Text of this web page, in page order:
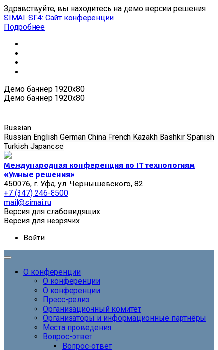
Здравствуйте, вы находитесь на демо версии решения
SIMAI-SF4: Сайт конференции
Подробнее
Демо баннер 1920x80
Демо баннер 1920x80
Russian
Russian English German China French Kazakh Bashkir Spanish
Turkish Japanese
Международная конференция по IT технологиям
«Умные решения»
450076, г. Уфа, ул. Чернышевского, 82
+7 (347) 246-8500
mail@simai.ru
Версия для слабовидящих
Версия для незрячих
Войти
О конференции
О конференции
О конференции
Пресс-релиз
Организационный комитет
Организаторы и информационные партнёры
Места проведения
Вопрос-ответ
Вопрос-ответ